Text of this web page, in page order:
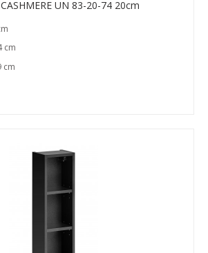
UN 83-20-74 20cm
cm
cm